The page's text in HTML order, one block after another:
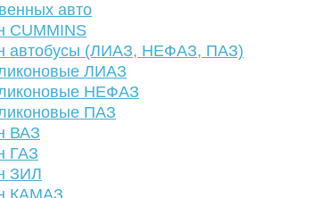
авто
CUMMINS
автобусы (ЛИАЗ, НЕФАЗ, ПАЗ)
ЛИАЗ
НЕФАЗ
ПАЗ
ВАЗ
ГАЗ
ЗИЛ
КАМАЗ